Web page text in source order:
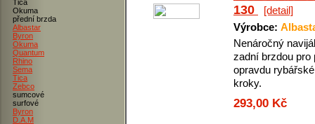
Tica
Okuma
přední brzda
Albastar
Byron
Okuma
Quantum
Rhino
Sema
Tica
Zebco
sumcové
surfové
Byron
D.A.M
130
[detail]
Výrobce:
Nenáročný
zadní brzdou pro
opravdu rybářské
kroky.
293,00 Kč